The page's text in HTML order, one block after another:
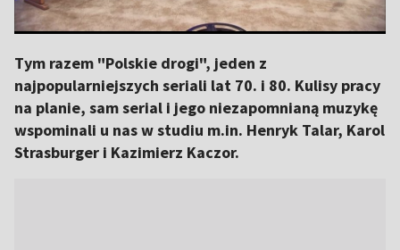
Tym razem "Polskie drogi", jeden z
najpopularniejszych seriali lat 70. i 80. Kulisy pracy
na planie, sam serial i jego niezapomnianą muzykę
wspominali u nas w studiu m.in. Henryk Talar, Karol
Strasburger i Kazimierz Kaczor.